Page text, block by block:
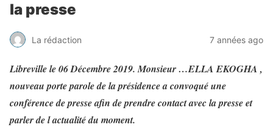
la presse
La rédaction 7 années ago
Libreville le 06 Décembre 2019. Monsieur …ELLA EKOGHA ,
nouveau porte parole de la présidence a convoqué une
conférence de presse afin de prendre contact avec la presse et
parler de l actualité du moment.